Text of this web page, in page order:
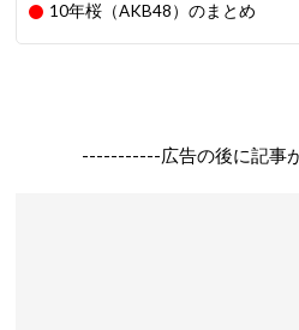
10年桜（AKB48）のまとめ
-----------広告の後に記事